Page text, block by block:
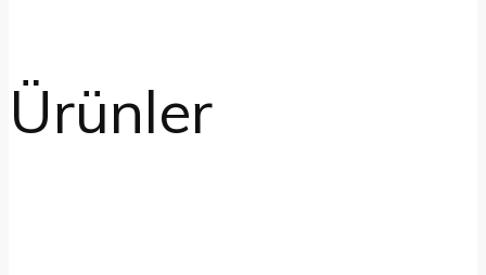
Ürünler